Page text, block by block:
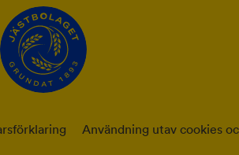
Användning utav cookies